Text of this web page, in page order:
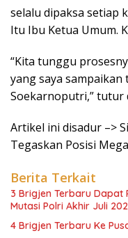
selalu dipaksa setiap
Itu Ibu Ketua Umum.
“Kita tunggu
yang saya sampaikan
Soekarnoputri,” tutur
Artikel ini disadur –>
Tegaskan Posisi
Berita Terkait
3 Brigjen Terbaru Dapat
Mutasi Polri Akhir Juli
4 Brigjen Terbaru Ke